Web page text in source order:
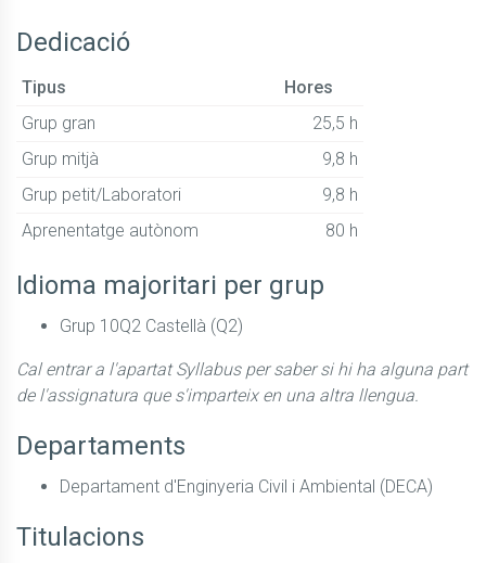
Dedicació
Tipus
Hores
Grup gran
25,5 h
Grup mitjà
9,8 h
Grup petit/Laboratori
9,8 h
Aprenentatge autònom
80 h
Idioma majoritari per grup
Grup 10Q2 Castellà (Q2)
Cal entrar a l'apartat Syllabus per saber si hi ha alguna part
de l'assignatura que s'imparteix en una altra llengua.
Departaments
Departament d'Enginyeria Civil i Ambiental (DECA)
Titulacions